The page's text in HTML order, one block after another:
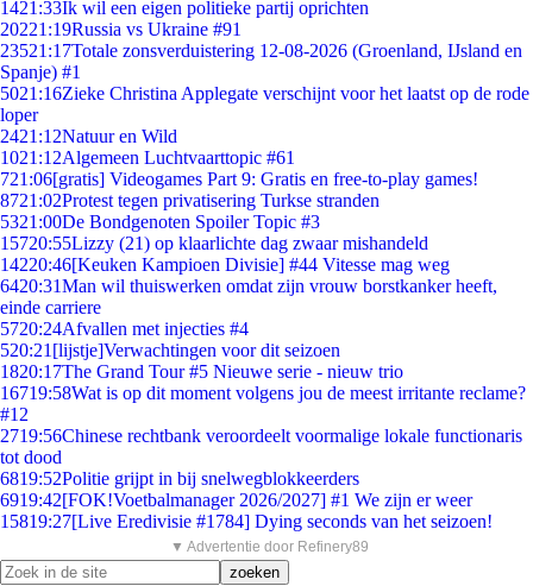
1421:33Ik wil een eigen politieke partij oprichten
20221:19Russia vs Ukraine #91
23521:17Totale zonsverduistering 12-08-2026 (Groenland, IJsland en
Spanje) #1
5021:16Zieke Christina Applegate verschijnt voor het laatst op de rode
loper
2421:12Natuur en Wild
1021:12Algemeen Luchtvaarttopic #61
721:06[gratis] Videogames Part 9: Gratis en free-to-play games!
8721:02Protest tegen privatisering Turkse stranden
5321:00De Bondgenoten Spoiler Topic #3
15720:55Lizzy (21) op klaarlichte dag zwaar mishandeld
14220:46[Keuken Kampioen Divisie] #44 Vitesse mag weg
6420:31Man wil thuiswerken omdat zijn vrouw borstkanker heeft,
einde carriere
5720:24Afvallen met injecties #4
520:21 [lijstje]Verwachtingen voor dit seizoen
1820:17The Grand Tour #5 Nieuwe serie - nieuw trio
16719:58Wat is op dit moment volgens jou de meest irritante reclame?
#12
2719:56Chinese rechtbank veroordeelt voormalige lokale functionaris
tot dood
6819:52Politie grijpt in bij snelwegblokkeerders
6919:42[FOK!Voetbalmanager 2026/2027] #1 We zijn er weer
15819:27[Live Eredivisie #1784] Dying seconds van het seizoen!
▼ Advertentie door Refinery89